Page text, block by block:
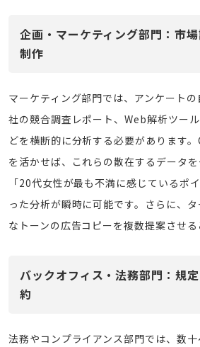
企画・マーケティング部門：市
制作
マーケティング部門では、アンケート
社の競合調査レポート、Web解析ツー
どを横断的に分析する必要があります
を活かせば、これらの散在するデータを
「20代女性が最も不満に感じているポ
った分析が瞬時に可能です。さらに、
なトーンの広告コピーを複数提案させる
バックオフィス・法務部門：規
約
法務やコンプライアンス部門では、数